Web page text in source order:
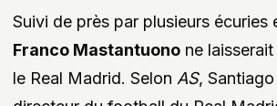
Suivi de près par plusieurs écuries
Franco Mastantuono ne
le Real Madrid. Selon AS,